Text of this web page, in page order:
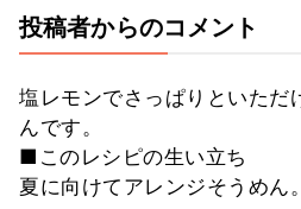
投稿者からのコメント
塩レモンでさっぱりといただ
んです。
■このレシピの生い立ち
夏に向けてアレンジそうめん。